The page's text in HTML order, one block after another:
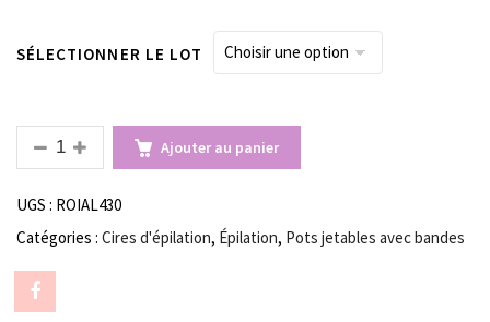
SÉLECTIONNER LE LOT
QUANTITÉ DE CIRE POT ROIAL CHLOROPHYLLE
Ajouter au panier
UGS : ROIAL430
Catégories : Cires d'épilation, Épilation, Pots jetables avec bandes
Share